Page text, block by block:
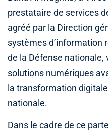
prestataire de services
agréé par la Direction
systèmes d’information
de la Défense nationale,
solutions numériques
la transformation
nationale.
Dans le cadre de ce